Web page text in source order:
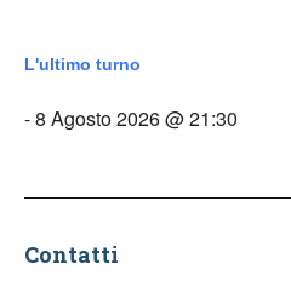
L'ultimo turno
- 8 Agosto 2026 @ 21:30
Contatti